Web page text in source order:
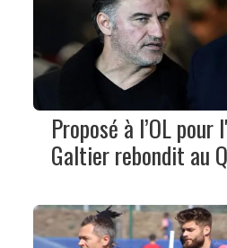
Proposé à l’OL
Galtier rebondit au